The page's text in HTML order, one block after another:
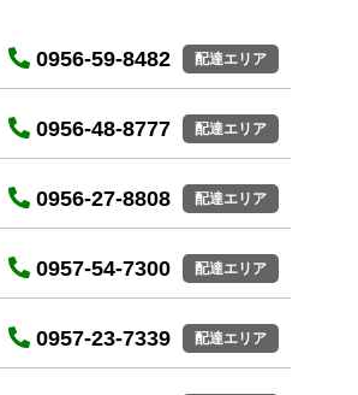
0956-59-8482 配達エリア
0956-48-8777 配達エリア
0956-27-8808 配達エリア
0957-54-7300 配達エリア
0957-23-7339 配達エリア